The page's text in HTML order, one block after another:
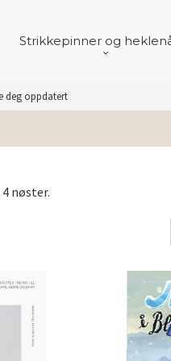
deg oppdatert
Strikkepinner og
nøster.